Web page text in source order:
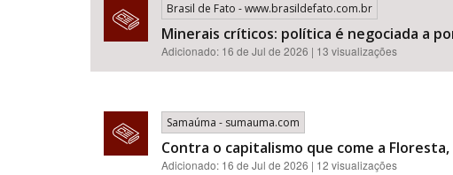
Brasil de Fato - www.brasildefato.com.br
Minerais críticos: política é negociada a
Adicionado: 16 de Jul de 2026 | 13 visualizações
Samaúma - sumauma.com
Contra o capitalismo que come a
Adicionado: 16 de Jul de 2026 | 12 visualizações